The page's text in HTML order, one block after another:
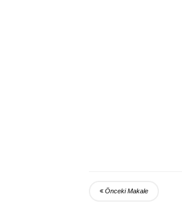
Önceki Makale